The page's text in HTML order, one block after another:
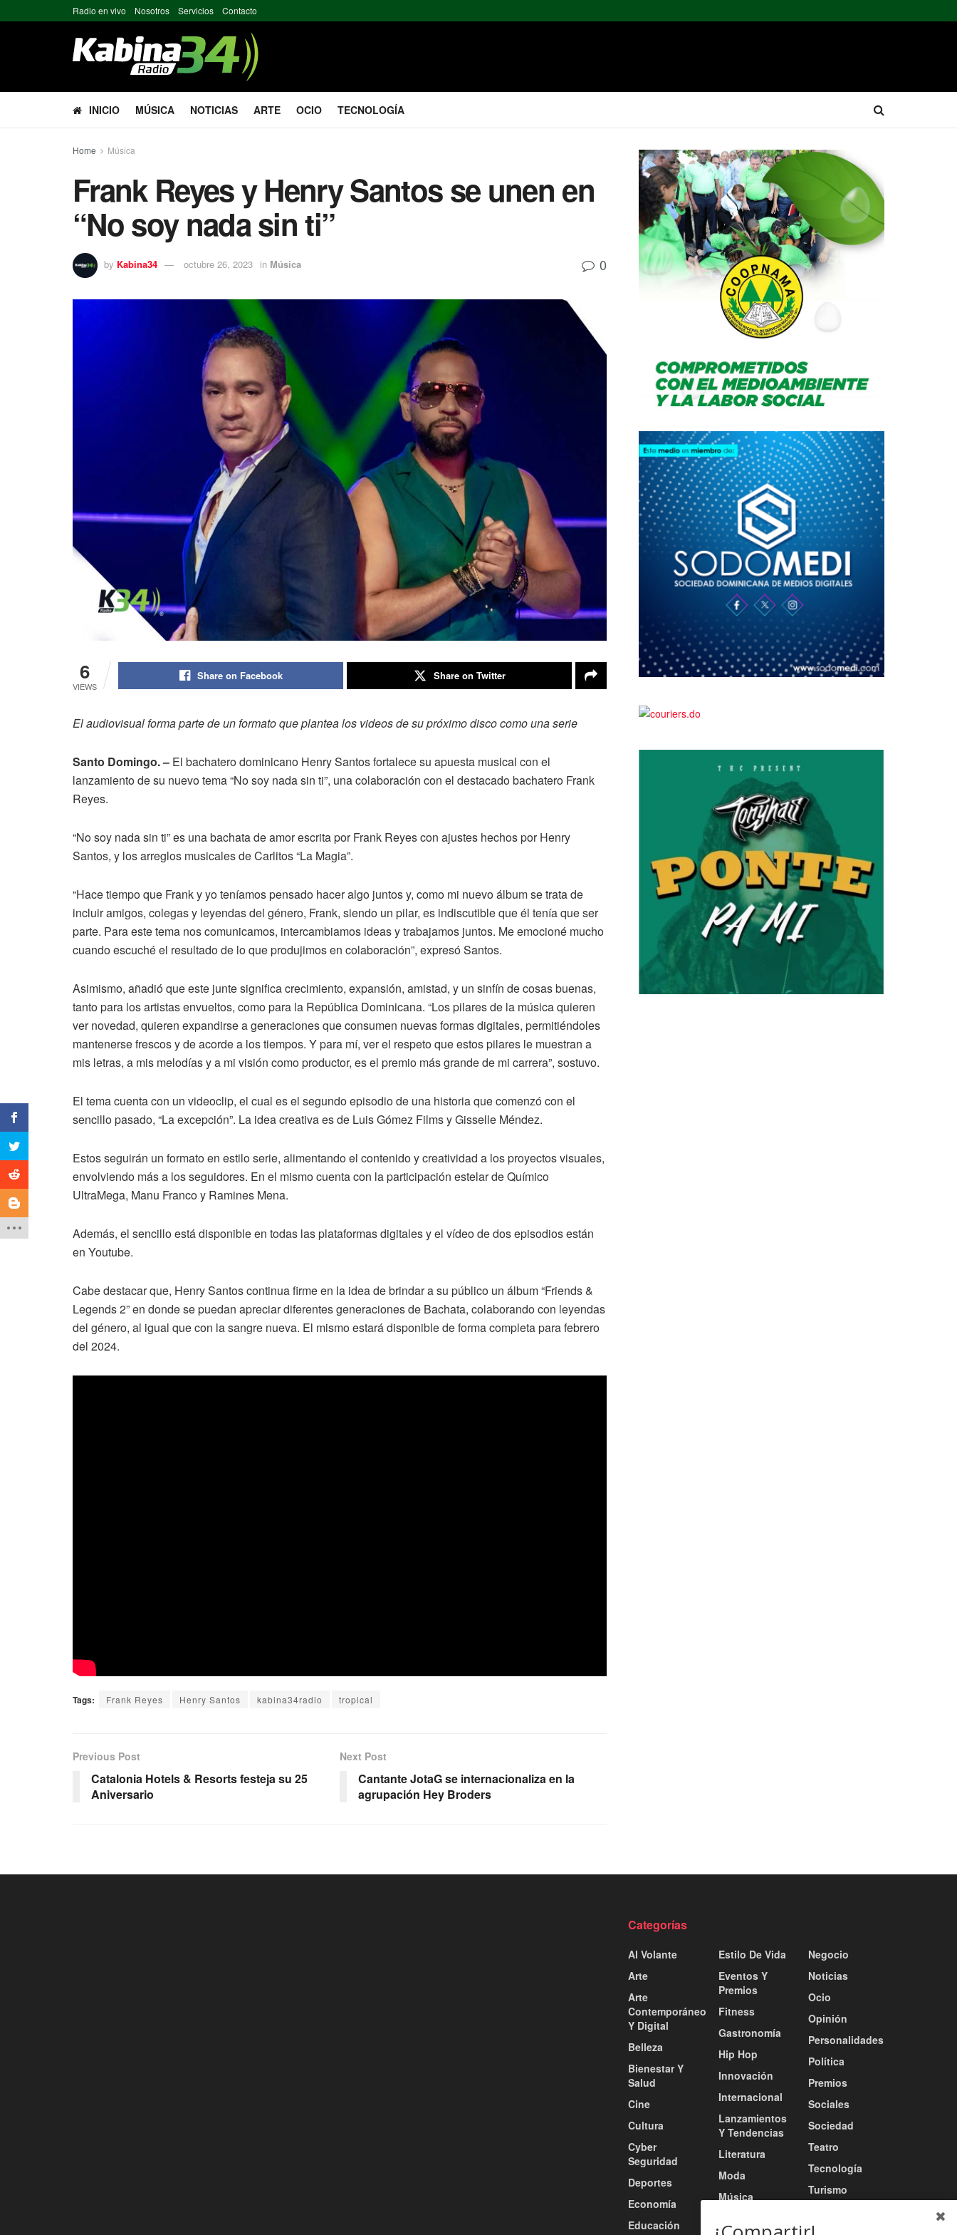
Radio en vivo Nosotros Servicios Contacto
INICIO MÚSICA NOTICIAS ARTE OCIO TECNOLOGÍA
Home Música
Frank Reyes y Henry Santos se unen en
“No soy nada sin ti”
by Kabina34 octubre 26, 2023 in Música 0
6
VIEWS
Share on Facebook Share on Twitter
El audiovisual forma parte de un formato que plantea los videos de su próximo disco como una serie
Santo Domingo. – El bachatero dominicano Henry Santos fortalece su apuesta musical con el
lanzamiento de su nuevo tema “No soy nada sin ti”, una colaboración con el destacado bachatero Frank
Reyes.
“No soy nada sin ti” es una bachata de amor escrita por Frank Reyes con ajustes hechos por Henry
Santos, y los arreglos musicales de Carlitos “La Magia”.
“Hace tiempo que Frank y yo teníamos pensado hacer algo juntos y, como mi nuevo álbum se trata de
incluir amigos, colegas y leyendas del género, Frank, siendo un pilar, es indiscutible que él tenía que ser
parte. Para este tema nos comunicamos, intercambiamos ideas y trabajamos juntos. Me emocioné mucho
cuando escuché el resultado de lo que produjimos en colaboración”, expresó Santos.
Asimismo, añadió que este junte significa crecimiento, expansión, amistad, y un sinfín de cosas buenas,
tanto para los artistas envueltos, como para la República Dominicana. “Los pilares de la música quieren
ver novedad, quieren expandirse a generaciones que consumen nuevas formas digitales, permitiéndoles
mantenerse frescos y de acorde a los tiempos. Y para mí, ver el respeto que estos pilares le muestran a
mis letras, a mis melodías y a mi visión como productor, es el premio más grande de mi carrera”, sostuvo.
El tema cuenta con un videoclip, el cual es el segundo episodio de una historia que comenzó con el
sencillo pasado, “La excepción”. La idea creativa es de Luis Gómez Films y Gisselle Méndez.
Estos seguirán un formato en estilo serie, alimentando el contenido y creatividad a los proyectos visuales,
envolviendo más a los seguidores. En el mismo cuenta con la participación estelar de Químico
UltraMega, Manu Franco y Ramines Mena.
Además, el sencillo está disponible en todas las plataformas digitales y el vídeo de dos episodios están
en Youtube.
Cabe destacar que, Henry Santos continua firme en la idea de brindar a su público un álbum “Friends &
Legends 2” en donde se puedan apreciar diferentes generaciones de Bachata, colaborando con leyendas
del género, al igual que con la sangre nueva. El mismo estará disponible de forma completa para febrero
del 2024.
Tags: Frank Reyes Henry Santos kabina34radio tropical
Previous Post
Catalonia Hotels & Resorts festeja su 25
Aniversario
Next Post
Cantante JotaG se internacionaliza en la
agrupación Hey Broders
Categorías
Al Volante
Arte
Arte
Contemporáneo
Y Digital
Belleza
Bienestar Y
Salud
Cine
Cultura
Cyber
Seguridad
Deportes
Economía
Educación
Estilo De Vida
Eventos Y
Premios
Fitness
Gastronomía
Hip Hop
Innovación
Internacional
Lanzamientos
Y Tendencias
Literatura
Moda
Música
Negocio
Noticias
Ocio
Opinión
Personalidades
Política
Premios
Sociales
Sociedad
Teatro
Tecnología
Turismo
Redes